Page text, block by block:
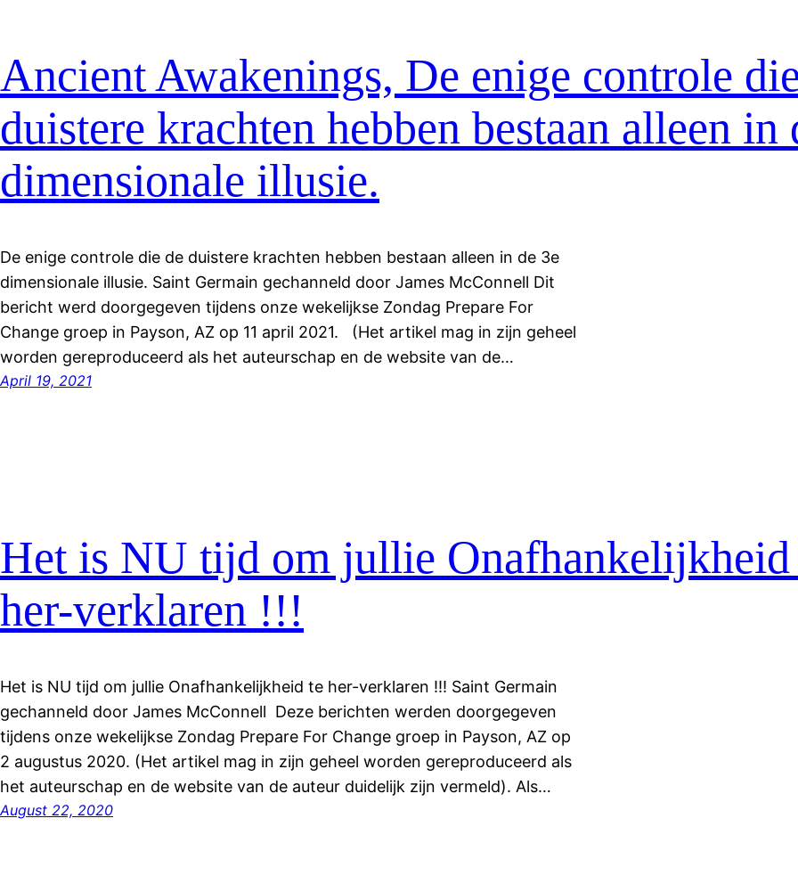
Ancient Awakenings, De enige controle
duistere krachten hebben bestaan alleen in
dimensionale illusie.
De enige controle die de duistere krachten hebben bestaan alleen in de 3e
dimensionale illusie. Saint Germain gechanneld door James McConnell Dit
bericht werd doorgegeven tijdens onze wekelijkse Zondag Prepare For
Change groep in Payson, AZ op 11 april 2021. (Het artikel mag in zijn geheel
worden gereproduceerd als het auteurschap en de website van de…
April 19, 2021
Het is NU tijd om jullie Onafhankelijkheid
her-verklaren !!!
Het is NU tijd om jullie Onafhankelijkheid te her-verklaren !!! Saint Germain
gechanneld door James McConnell Deze berichten werden doorgegeven
tijdens onze wekelijkse Zondag Prepare For Change groep in Payson, AZ op
2 augustus 2020. (Het artikel mag in zijn geheel worden gereproduceerd als
het auteurschap en de website van de auteur duidelijk zijn vermeld). Als…
August 22, 2020